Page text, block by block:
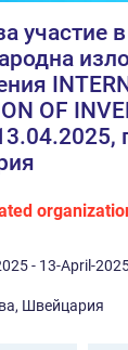
участие в
OF
- 13-April-
Швейцария